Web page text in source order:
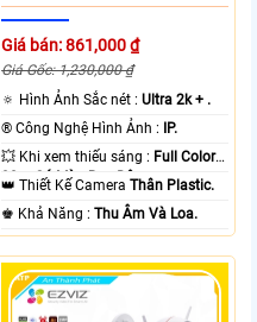
Giá bán: 861,000 ₫
Giá Gốc: 1,230,000 ₫
🔅 Hình Ảnh Sắc nét :Ultra 2k + .
®️ Công Nghệ Hình Ảnh : IP.
💥 Khi xem thiếu sáng : Full Color
30m Có Màu Ban Ðêm.
👑 Thiết Kế CameraThân Plastic.
️♚ Khả Năng :Thu Âm Và Loa.